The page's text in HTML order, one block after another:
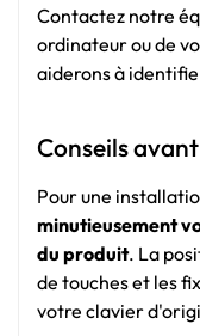
Contactez notre
ordinateur ou de
aiderons à
Conseils
Pour une
minutieusement
du produit. La
de touches et les
votre clavier